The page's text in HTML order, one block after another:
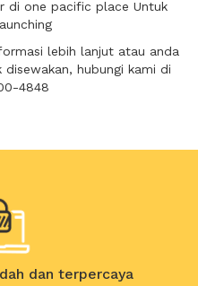
di one pacific place Untuk
lebih lanjut atau anda
hubungi kami di
4848
dan terpercaya